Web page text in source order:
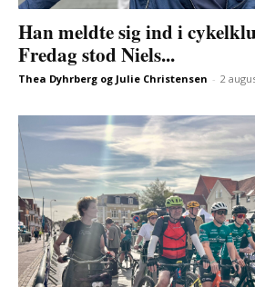
Han meldte sig ind i
Fredag stod Niels...
Thea Dyhrberg og Julie Christensen - 2